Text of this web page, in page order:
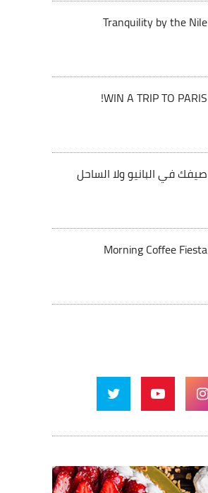
Tranquility by the Nile
WIN A TRIP TO PARIS!
صيفك في البانيو ولا الساحل
Morning Coffee Fiesta